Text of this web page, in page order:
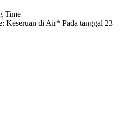
Time
Keseruan di Air* Pada tanggal 23